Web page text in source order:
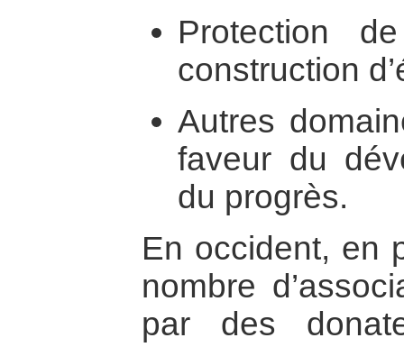
Protection
construction
Autres
faveur du
du progrès.
En occident, en
nombre
par des